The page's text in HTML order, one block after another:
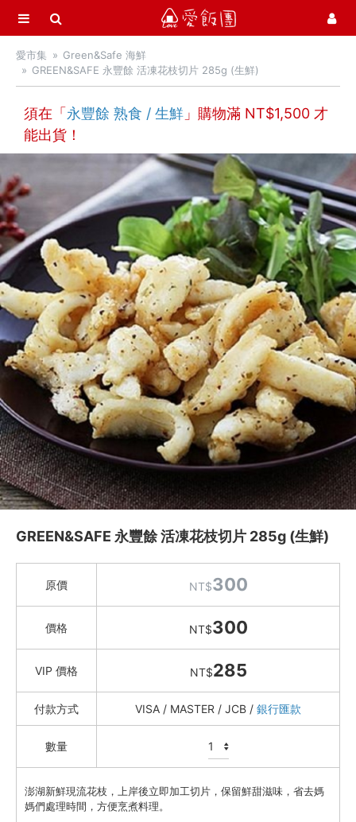
選單
首頁
中秋月餅 / 禮盒
中秋烤肉 / 生鮮
卡馬龍 白晶蝦 / 烏魚子鴨胸
豪鮮牛肉
Green&Safe 海鮮
Green&Safe 肉品
霸王級帶殼鮑魚
小川漁屋
約克街肉鋪
迴流海味 安心海鮮
魚社長
紐西蘭不老鮭 (國王鮭)
季節推薦 / 新品登場
活力早餐
營養補給站
愛甜點
水餃 / 麵食 / 湯圓 / 包子
滷味 / 香腸 / 下酒菜
熟食 / 小吃 / 鮑魚罐
喝湯吃火鍋
農產 / 乾貨
油鹽醬醋
愛市集
Green&Safe 海鮮
GREEN&SAFE 永豐餘 活凍花枝切片 285g (生鮮)
須在「 永豐餘 熟食 / 生鮮 」購物滿 NT$1,500 才
能出貨！
GREEN&SAFE 永豐餘 活凍花枝切片 285g (生鮮)
原價 NT$300
價格 NT$300
VIP 價格 NT$285
付款方式 VISA / MASTER / JCB / 銀行匯款
數量
澎湖新鮮現流花枝，上岸後立即加工切片，保留鮮甜滋味，省去媽
媽們處理時間，方便烹煮料理。